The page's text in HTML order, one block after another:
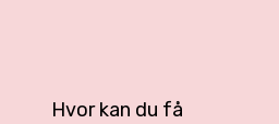
Hvor kan du få